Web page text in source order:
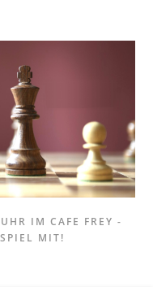
IM CAFE FREY -
MIT!